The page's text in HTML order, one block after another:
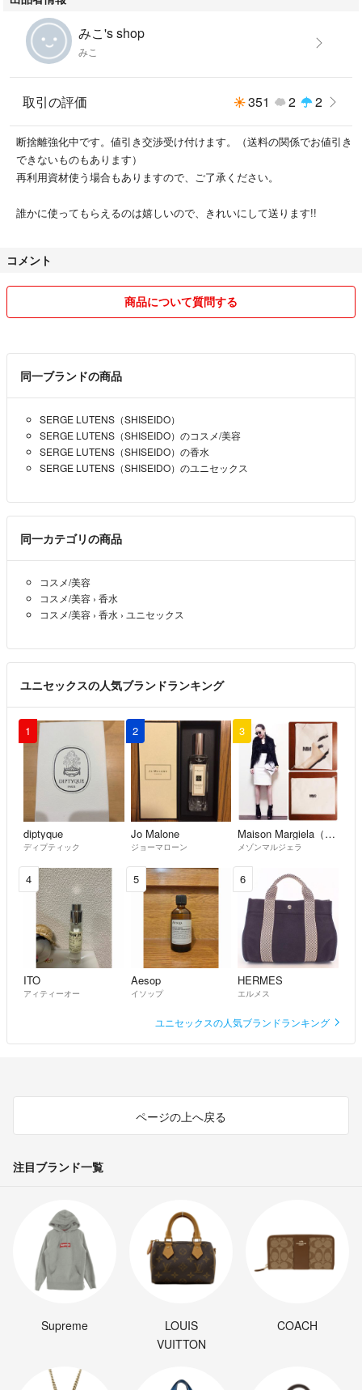
#香水
#パルファム
#セルジュ・ルタンス
みこ's shop
みこ
取引の評価 351 2 2
断捨離強化中です。値引き交渉受け付けます。（送料の関係でお値引き
できないものもあります）
再利用資材使う場合もありますので、ご了承ください。
誰かに使ってもらえるのは嬉しいので、きれいにして送ります!!
コメント
商品について質問する
同一ブランドの商品
SERGE LUTENS（SHISEIDO）
SERGE LUTENS（SHISEIDO）のコスメ/美容
SERGE LUTENS（SHISEIDO）の香水
SERGE LUTENS（SHISEIDO）のユニセックス
同一カテゴリの商品
コスメ/美容
コスメ/美容 › 香水
コスメ/美容 › 香水 › ユニセックス
ユニセックスの人気ブランドランキング
1
diptyque
ディプティック
2
Jo Malone
ジョーマローン
3
Maison Margiela（旧Maison Martin Margiela）
メゾンマルジェラ
4
ITO
アィティーオー
5
Aesop
イソップ
6
HERMES
エルメス
ユニセックスの人気ブランドランキング
ページの上へ戻る
注目ブランド一覧
Supreme
LOUIS
VUITTON
COACH